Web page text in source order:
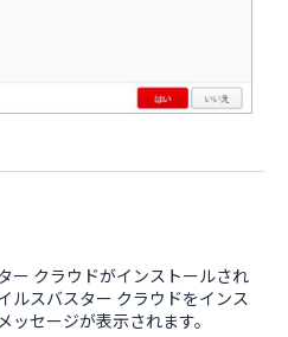
ー クラウドがインストールされ
ルスバスター クラウドをインス
ッセージが表示されます。